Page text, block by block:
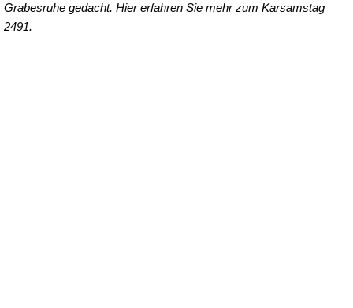
Grabesruhe gedacht. Hier erfahren Sie mehr zum Karsamstag
2491.